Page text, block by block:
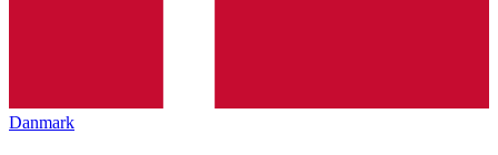
Danmark